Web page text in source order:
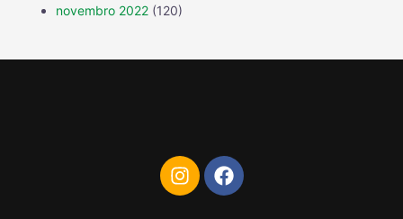
novembro 2022 (120)